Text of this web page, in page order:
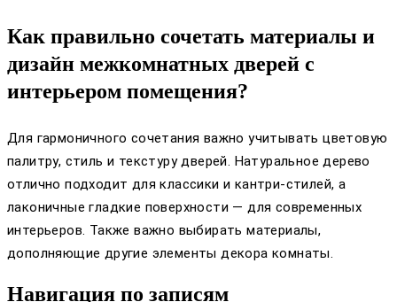
Как правильно сочетать материалы и
дизайн межкомнатных дверей с
интерьером помещения?
Для гармоничного сочетания важно учитывать цветовую
палитру, стиль и текстуру дверей. Натуральное дерево
отлично подходит для классики и кантри-стилей, а
лаконичные гладкие поверхности — для современных
интерьеров. Также важно выбирать материалы,
дополняющие другие элементы декора комнаты.
Навигация по записям